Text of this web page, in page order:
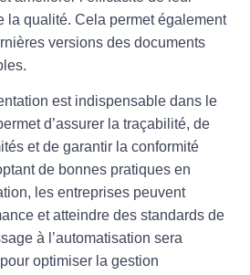
la qualité. Cela permet également
versions des documents
est indispensable dans le
d’assurer la traçabilité, de
et de garantir la conformité
de bonnes pratiques en
les entreprises peuvent
et atteindre des standards de
à l’automatisation sera
optimiser la gestion